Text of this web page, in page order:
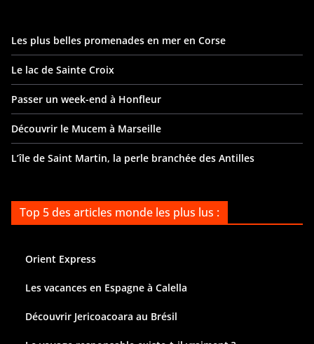
Les plus belles promenades en mer en Corse
Le lac de Sainte Croix
Passer un week-end à Honfleur
Découvrir le Mucem à Marseille
L’île de Saint Martin, la perle branchée des Antilles
Top 5 des articles monde les plus lus :
Orient Express
Les vacances en Espagne à Calella
Découvrir Jericoacoara au Brésil